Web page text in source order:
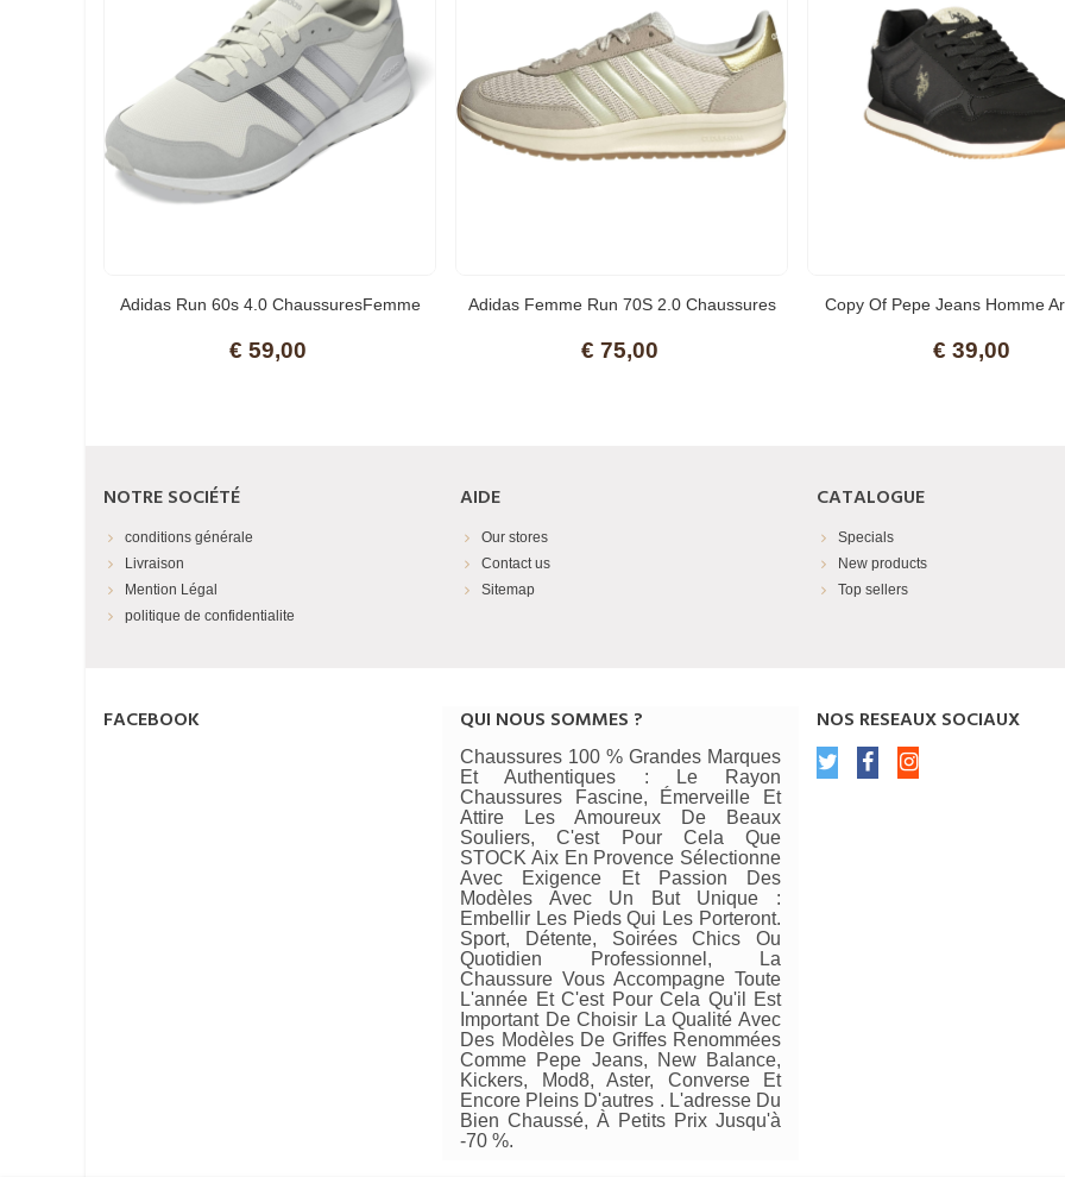
Adidas Run 60s 4.0 ChaussuresFemme
€ 59,00
Adidas Femme Run 70S 2.0 Chaussures
€ 75,00
Copy Of Pepe Jeans Homme
€ 39,00
NOTRE SOCIÉTÉ
conditions générale
Livraison
Mention Légal
politique de confidentialite
AIDE
Our stores
Contact us
Sitemap
CATALOGUE
Specials
New products
Top sellers
FACEBOOK QUI NOUS SOMMES ?
Chaussures 100 % Grandes Marques
Et Authentiques : Le Rayon
Chaussures Fascine, Émerveille Et
Attire Les Amoureux De Beaux
Souliers, C'est Pour Cela Que
STOCK Aix En Provence Sélectionne
Avec Exigence Et Passion Des
Modèles Avec Un But Unique :
Embellir Les Pieds Qui Les Porteront.
Sport, Détente, Soirées Chics Ou
Quotidien Professionnel, La
Chaussure Vous Accompagne Toute
L'année Et C'est Pour Cela Qu'il Est
Important De Choisir La Qualité Avec
Des Modèles De Griffes Renommées
Comme Pepe Jeans, New Balance,
Kickers, Mod8, Aster, Converse Et
Encore Pleins D'autres . L'adresse Du
Bien Chaussé, À Petits Prix Jusqu'à
-70 %.
NOS RESEAUX SOCIAUX